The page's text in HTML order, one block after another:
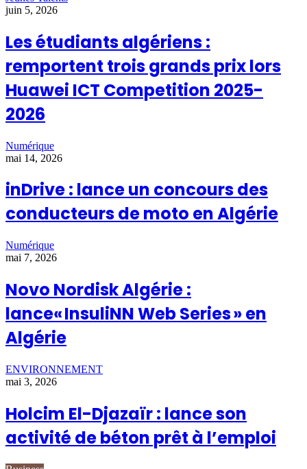
juin 5, 2026
Les étudiants algériens :
remportent trois grands prix lors
Huawei ICT Competition 2025-
2026
Numérique
mai 14, 2026
inDrive : lance un concours des
conducteurs de moto en Algérie
Numérique
mai 7, 2026
Novo Nordisk Algérie :
lance« InsuliNN Web Series » en
Algérie
ENVIRONNEMENT
mai 3, 2026
Holcim El-Djazaïr : lance son
activité de béton prêt à l’emploi